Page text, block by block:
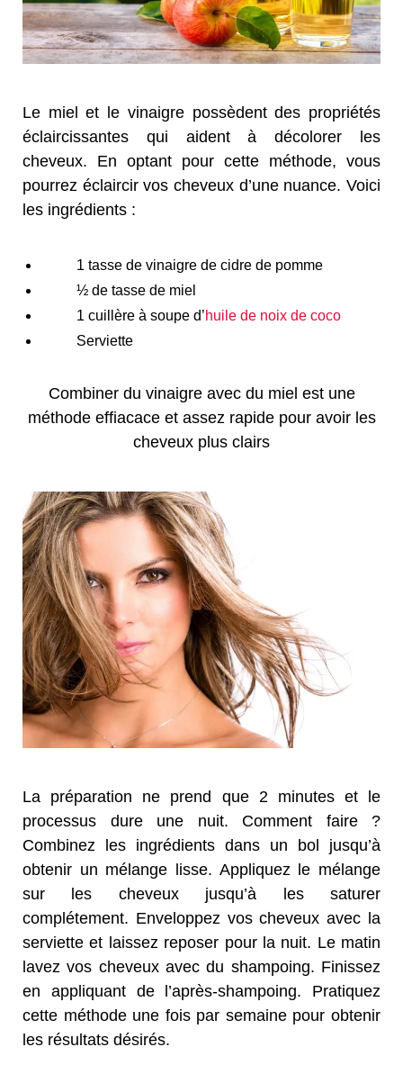
Le miel et le vinaigre possèdent des propriétés
éclaircissantes qui aident à décolorer les
cheveux. En optant pour cette méthode, vous
pourrez éclaircir vos cheveux d’une nuance. Voici
les ingrédients :
1 tasse de vinaigre de cidre de pomme
½ de tasse de miel
1 cuillère à soupe d’huile de noix de coco
Serviette
Combiner du vinaigre avec du miel est une
méthode effiacace et assez rapide pour avoir les
cheveux plus clairs
La préparation ne prend que 2 minutes et le
processus dure une nuit. Comment faire ?
Combinez les ingrédients dans un bol jusqu’à
obtenir un mélange lisse. Appliquez le mélange
sur les cheveux jusqu’à les saturer
complétement. Enveloppez vos cheveux avec la
serviette et laissez reposer pour la nuit. Le matin
lavez vos cheveux avec du shampoing. Finissez
en appliquant de l’après-shampoing. Pratiquez
cette méthode une fois par semaine pour obtenir
les résultats désirés.